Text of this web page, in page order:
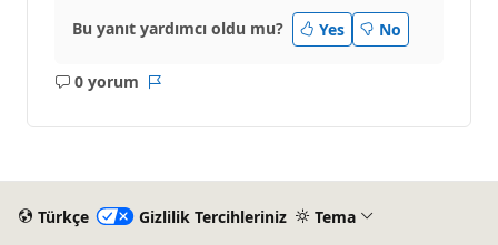
Bu yanıt yardımcı oldu mu? Yes No
0 yorum
Açıklama
Türkçe Gizlilik Tercihleriniz Tema